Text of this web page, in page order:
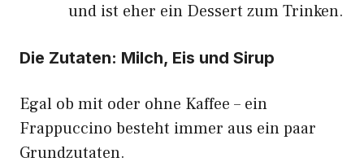
und ist eher ein Dessert zum Trinken.
Die Zutaten: Milch, Eis und Sirup
Egal ob mit oder ohne Kaffee – ein
Frappuccino besteht immer aus ein paar
Grundzutaten.